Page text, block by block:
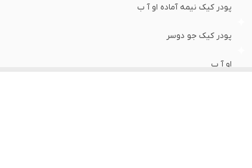
پودر کیک نیمه آماده او آ ب
پودر کیک جو دوسر
او آ ب